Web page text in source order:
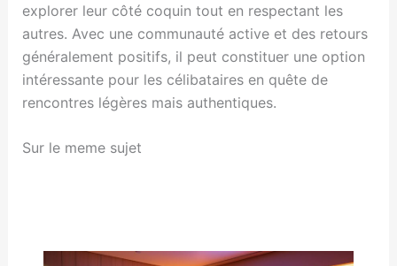
explorer leur côté coquin tout en respectant les
autres. Avec une communauté active et des retours
généralement positifs, il peut constituer une option
intéressante pour les célibataires en quête de
rencontres légères mais authentiques.
Sur le meme sujet